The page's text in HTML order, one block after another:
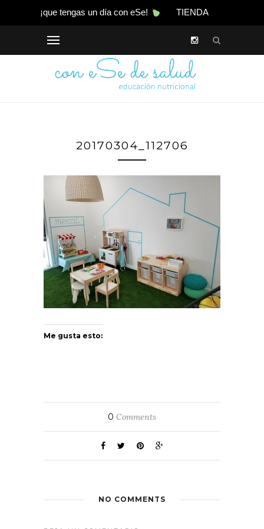
¡que tengas un día con eSe! TIENDA
20170304_112706
Me gusta esto:
0 Comments
NO COMMENTS